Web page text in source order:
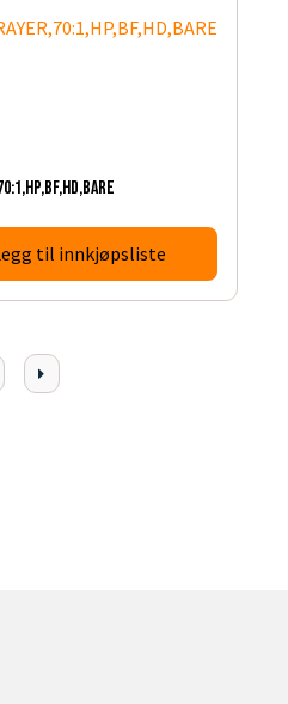
til innkjøpsliste